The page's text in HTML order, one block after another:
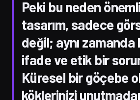
Peki bu neden
tasarım, sadece
değil; aynı
ifade ve etik bir
Küresel bir göçebe
köklerinizi